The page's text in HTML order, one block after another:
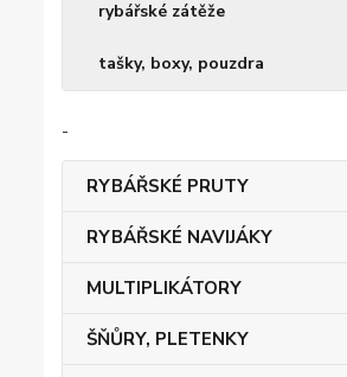
rybářské zátěže
tašky, boxy, pouzdra
-
RYBÁŘSKÉ PRUTY
RYBÁŘSKÉ NAVIJÁKY
MULTIPLIKÁTORY
ŠŇŮRY, PLETENKY